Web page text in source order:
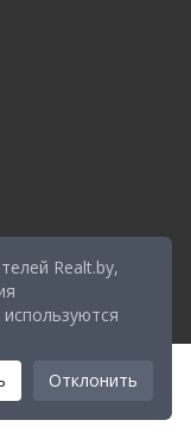
Realt.by,
Отклонить